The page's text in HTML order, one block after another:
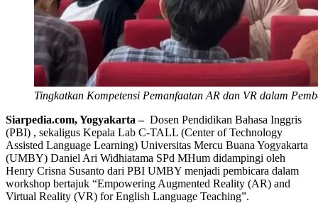
Tingkatkan Kompetensi Pemanfaatan AR dan VR dalam
Siarpedia.com, Yogyakarta –Dosen Pendidikan Bahasa Inggris
(PBI) , sekaligus Kepala Lab C-TALL (Center of Technology
Assisted Language Learning) Universitas Mercu Buana Yogyakarta
(UMBY) Daniel Ari Widhiatama SPd MHum didampingi oleh
Henry Crisna Susanto dari PBI UMBY menjadi pembicara dalam
workshop bertajuk “Empowering Augmented Reality (AR) and
Virtual Reality (VR) for English Language Teaching”.